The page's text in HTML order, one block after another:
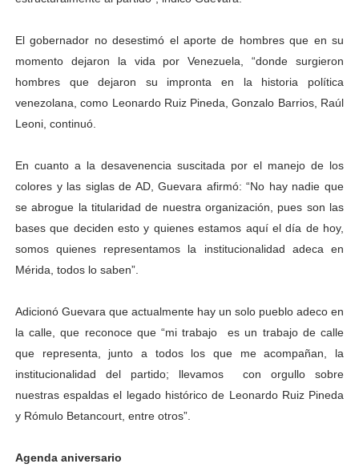
El gobernador no desestimó el aporte de hombres que en su
momento dejaron la vida por Venezuela, “donde surgieron
hombres que dejaron su impronta en la historia política
venezolana, como Leonardo Ruiz Pineda, Gonzalo Barrios, Raúl
Leoni, continuó.
En cuanto a la desavenencia suscitada por el manejo de los
colores y las siglas de AD, Guevara afirmó: “No hay nadie que
se abrogue la titularidad de nuestra organización, pues son las
bases que deciden esto y quienes estamos aquí el día de hoy,
somos quienes representamos la institucionalidad adeca en
Mérida, todos lo saben”.
Adicionó Guevara que actualmente hay un solo pueblo adeco en
la calle, que reconoce que “mi trabajo es un trabajo de calle
que representa, junto a todos los que me acompañan, la
institucionalidad del partido; llevamos con orgullo sobre
nuestras espaldas el legado histórico de Leonardo Ruiz Pineda
y Rómulo Betancourt, entre otros”.
Agenda aniversario